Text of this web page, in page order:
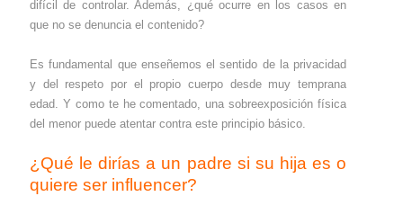
difícil de controlar. Además, ¿qué ocurre en los casos en
que no se denuncia el contenido?
Es fundamental que enseñemos el sentido de la privacidad
y del respeto por el propio cuerpo desde muy temprana
edad. Y como te he comentado, una sobreexposición física
del menor puede atentar contra este principio básico.
¿Qué le dirías a un padre si su hija es o
quiere ser influencer?